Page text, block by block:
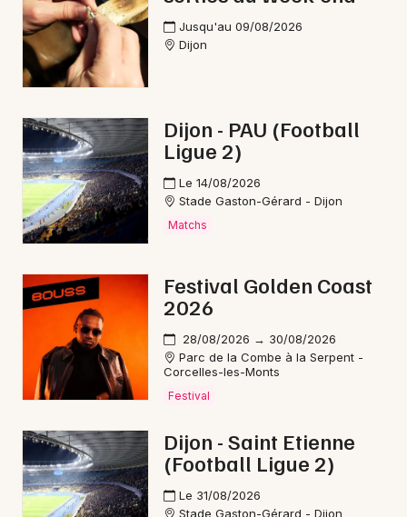
Jusqu'au 09/08/2026
Dijon
Dijon - PAU (Football
Ligue 2)
Le 14/08/2026
Stade Gaston-Gérard - Dijon
Matchs
Festival Golden Coast
2026
28/08/2026 → 30/08/2026
Parc de la Combe à la Serpent -
Corcelles-les-Monts
Festival
Dijon - Saint Etienne
(Football Ligue 2)
Le 31/08/2026
Stade Gaston-Gérard - Dijon